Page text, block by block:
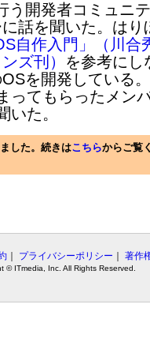
開発者コミュニ
に話を聞いた。はり
自作入門」（川合
ズ刊） を参考にし
を開発している
ってもらったメン
いた。
した。続きはこちらからご覧
プライバシーポリシー 著作
© ITmedia, Inc. All Rights Reserved.